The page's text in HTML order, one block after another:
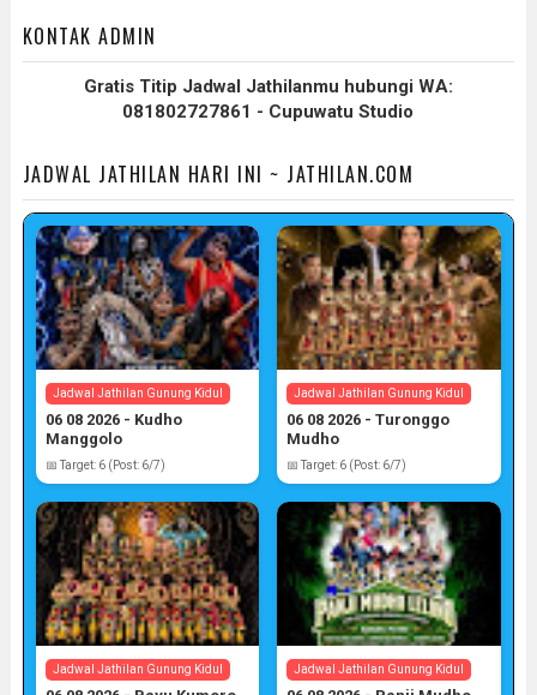
KONTAK ADMIN
Gratis Titip Jadwal Jathilanmu hubungi WA:
081802727861 - Cupuwatu Studio
JADWAL JATHILAN HARI INI ~ JATHILAN.COM
Jadwal Jathilan Gunung Kidul
06 08 2026 - Kudho
Manggolo
📅 Target: 6 (Post: 6/7)
Jadwal Jathilan Gunung Kidul
06 08 2026 - Turonggo
Mudho
📅 Target: 6 (Post: 6/7)
Jadwal Jathilan Gunung Kidul Jadwal Jathilan Gunung Kidul